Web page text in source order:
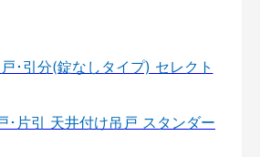
･引分(錠なしタイプ) セレクト
･片引 天井付け吊戸 スタンダー